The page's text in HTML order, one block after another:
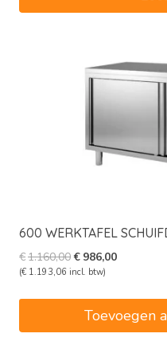
600 WERKTAFEL
€1.160,00Oorspronkelijke
prijs
€ 986,00Huidige
(€ 1.193,06 incl. btw)
Toevoegen